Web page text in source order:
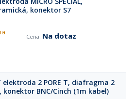
konektor S7
Na dotaz
elektroda 2 PORE T, diafragma 2
konektor BNC/Cinch (1m kabel)